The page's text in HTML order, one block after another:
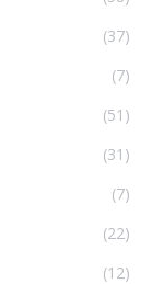
(37)
(7)
(51)
(31)
(7)
(22)
(12)